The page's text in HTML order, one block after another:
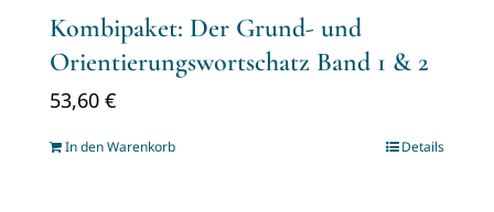
Kombipaket: Der Grund- und
Orientierungswortschatz Band 1 & 2
53,60 €
In den Warenkorb Details